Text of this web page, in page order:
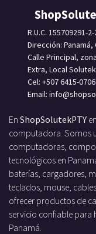
R.U.C. 155709291-
Dirección:
Calle Principal,
Extra, Local
Cel: +507 6415-0706
Email: info
En ShopSolutekPTY
computadora. Somos
computadoras,
tecnológicos en
baterías, cargadores,
teclados, mouse,
ofrecer productos de
servicio confiable para
Panamá.